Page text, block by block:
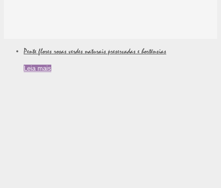
Pente flores rosas verdes naturais preservadas e hortênsias
Leia mais